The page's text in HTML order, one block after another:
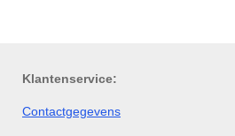
Klantenservice:
Contactgegevens